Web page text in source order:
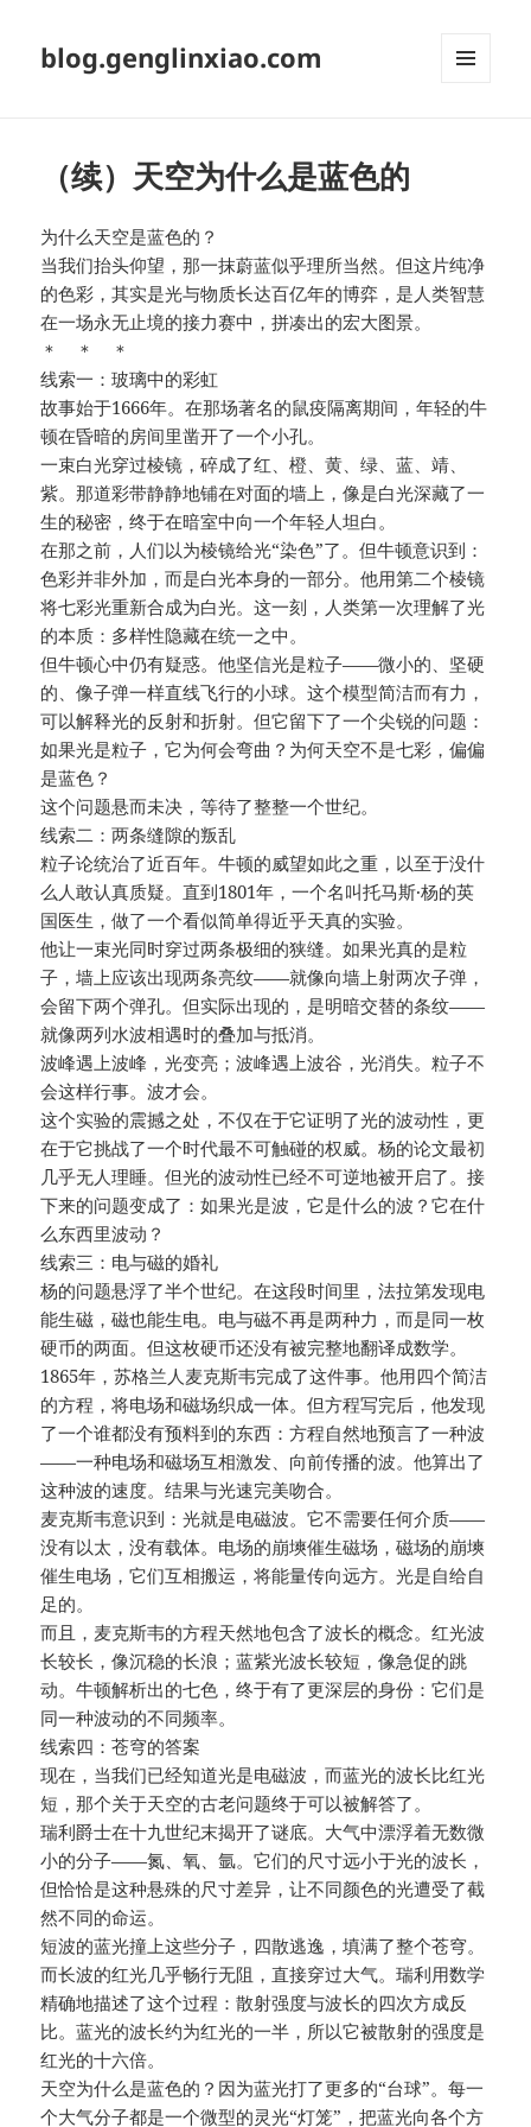
blog.genglinxiao.com
（续）天空为什么是蓝色的
为什么天空是蓝色的？
当我们抬头仰望，那一抹蔚蓝似乎理所当然。但这片纯净
的色彩，其实是光与物质长达百亿年的博弈，是人类智慧
在一场永无止境的接力赛中，拼凑出的宏大图景。
＊ ＊ ＊
线索一：玻璃中的彩虹
故事始于1666年。在那场著名的鼠疫隔离期间，年轻的牛
顿在昏暗的房间里凿开了一个小孔。
一束白光穿过棱镜，碎成了红、橙、黄、绿、蓝、靖、
紫。那道彩带静静地铺在对面的墙上，像是白光深藏了一
生的秘密，终于在暗室中向一个年轻人坦白。
在那之前，人们以为棱镜给光“染色”了。但牛顿意识到：
色彩并非外加，而是白光本身的一部分。他用第二个棱镜
将七彩光重新合成为白光。这一刻，人类第一次理解了光
的本质：多样性隐藏在统一之中。
但牛顿心中仍有疑惑。他坚信光是粒子——微小的、坚硬
的、像子弹一样直线飞行的小球。这个模型简洁而有力，
可以解释光的反射和折射。但它留下了一个尖锐的问题：
如果光是粒子，它为何会弯曲？为何天空不是七彩，偏偏
是蓝色？
这个问题悬而未决，等待了整整一个世纪。
线索二：两条缝隙的叛乱
粒子论统治了近百年。牛顿的威望如此之重，以至于没什
么人敢认真质疑。直到1801年，一个名叫托马斯·杨的英
国医生，做了一个看似简单得近乎天真的实验。
他让一束光同时穿过两条极细的狭缝。如果光真的是粒
子，墙上应该出现两条亮纹——就像向墙上射两次子弹，
会留下两个弹孔。但实际出现的，是明暗交替的条纹——
就像两列水波相遇时的叠加与抵消。
波峰遇上波峰，光变亮；波峰遇上波谷，光消失。粒子不
会这样行事。波才会。
这个实验的震撼之处，不仅在于它证明了光的波动性，更
在于它挑战了一个时代最不可触碰的权威。杨的论文最初
几乎无人理睡。但光的波动性已经不可逆地被开启了。接
下来的问题变成了：如果光是波，它是什么的波？它在什
么东西里波动？
线索三：电与磁的婚礼
杨的问题悬浮了半个世纪。在这段时间里，法拉第发现电
能生磁，磁也能生电。电与磁不再是两种力，而是同一枚
硬币的两面。但这枚硬币还没有被完整地翻译成数学。
1865年，苏格兰人麦克斯韦完成了这件事。他用四个简洁
的方程，将电场和磁场织成一体。但方程写完后，他发现
了一个谁都没有预料到的东西：方程自然地预言了一种波
——一种电场和磁场互相激发、向前传播的波。他算出了
这种波的速度。结果与光速完美吻合。
麦克斯韦意识到：光就是电磁波。它不需要任何介质——
没有以太，没有载体。电场的崩塽催生磁场，磁场的崩塽
催生电场，它们互相搬运，将能量传向远方。光是自给自
足的。
而且，麦克斯韦的方程天然地包含了波长的概念。红光波
长较长，像沉稳的长浪；蓝紫光波长较短，像急促的跳
动。牛顿解析出的七色，终于有了更深层的身份：它们是
同一种波动的不同频率。
线索四：苍穹的答案
现在，当我们已经知道光是电磁波，而蓝光的波长比红光
短，那个关于天空的古老问题终于可以被解答了。
瑞利爵士在十九世纪末揭开了谜底。大气中漂浮着无数微
小的分子——氮、氧、氩。它们的尺寸远小于光的波长，
但恰恰是这种悬殊的尺寸差异，让不同颜色的光遭受了截
然不同的命运。
短波的蓝光撞上这些分子，四散逃逸，填满了整个苍穹。
而长波的红光几乎畅行无阻，直接穿过大气。瑞利用数学
精确地描述了这个过程：散射强度与波长的四次方成反
比。蓝光的波长约为红光的一半，所以它被散射的强度是
红光的十六倍。
天空为什么是蓝色的？因为蓝光打了更多的“台球”。每一
个大气分子都是一个微型的灵光“灯笼”，把蓝光向各个方